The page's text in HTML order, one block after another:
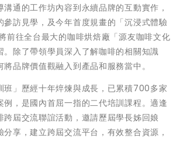
通的工作坊內容到永續品牌的互動實作，
參訪見學，及今年首度規畫的「沉浸式體驗
前往全台最大的咖啡烘焙廠「源友咖啡文化
。除了帶領學員深入了解咖啡的相關知識
品牌價值觀融入到產品和服務當中。
班」歷經十年焠煉與成長，已累積700多家
例，是國內首屈一指的二代培訓課程。適逢
跨屆交流聯誼活動，邀請歷屆學長姊回娘
享，建立跨屆交流平台，有效整合資源，